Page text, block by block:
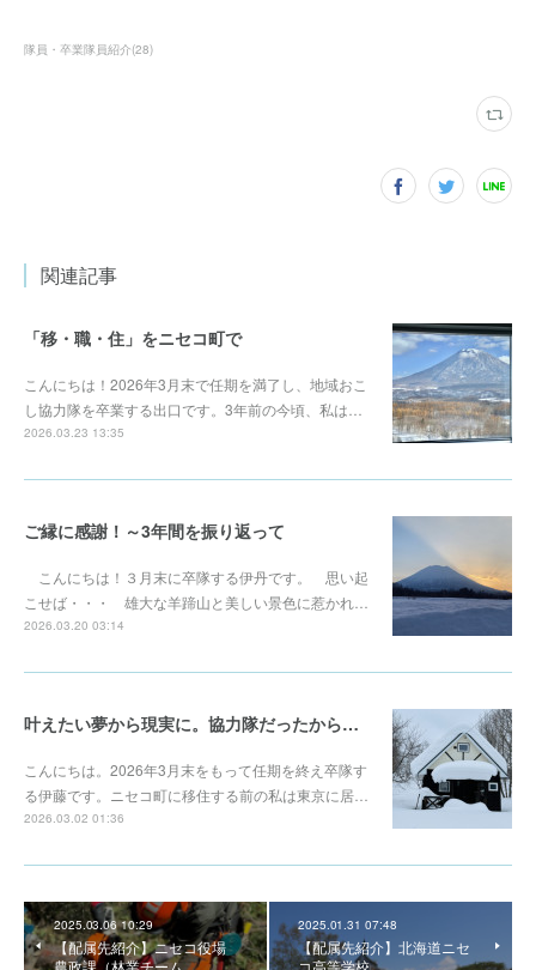
隊員・卒業隊員紹介(28)
関連記事
「移・職・住」をニセコ町で
こんにちは！2026年3月末で任期を満了し、地域おこ
し協力隊を卒業する出口です。3年前の今頃、私は…
2026.03.23 13:35
ご縁に感謝！～3年間を振り返って
こんにちは！３月末に卒隊する伊丹です。 思い起
こせば・・・ 雄大な羊蹄山と美しい景色に惹かれ…
2026.03.20 03:14
叶えたい夢から現実に。協力隊だったから根を張ることが出来た。
こんにちは。2026年3月末をもって任期を終え卒隊す
る伊藤です。ニセコ町に移住する前の私は東京に居…
2026.03.02 01:36
2025.03.06 10:29
【配属先紹介】ニセコ役場
農政課（林業チーム
2025.01.31 07:48
【配属先紹介】北海道ニセ
コ高等学校